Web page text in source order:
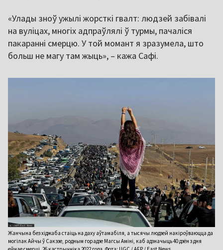
«Улады зноў ужылі жорсткі гвалт: людзей забівалі
на вуліцах, многіх адпраўлялі ў турмы, пачаліся
пакаранні смерцю. У той момант я зразумела, што
больш не магу там жыць», – кажа Сафі.
Жанчына без хіджаба стаіць на даху аўтамабіля, а тысячы людзей накіроўваюцца да
могілак Айчы ў Сакэзе, родным горадзе Магсы Аміні, каб адзначыць 40 дзён з дня